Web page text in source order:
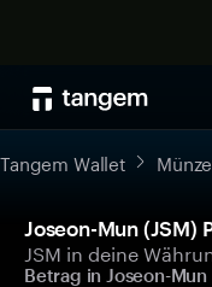
Tangem Wallet
Joseon-Mun (JSM)
JSM in deine
Betrag in Joseon-Mun